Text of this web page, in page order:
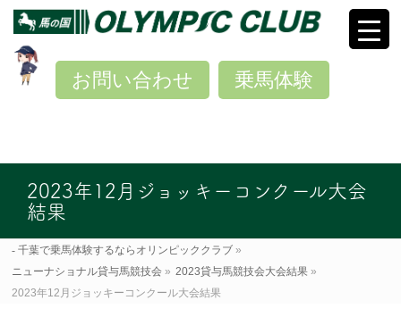
乗馬体験
お問い合わせ
2023年12月ジョッキーコンクール大会
結果
千葉で乗馬体験するならオリンピッククラブ »
ニューナショナル貸与馬競技会 » 2023貸与馬競技会大会結果 »
2023年12月ジョッキーコンクール大会結果